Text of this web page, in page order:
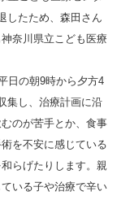
したため、森田さん
奈川県立こども医療
日の朝9時から夕方4
集し、治療計画に沿
のが苦手とか、食事
を不安に感じている
らげたりします。親
いる子や治療で辛い